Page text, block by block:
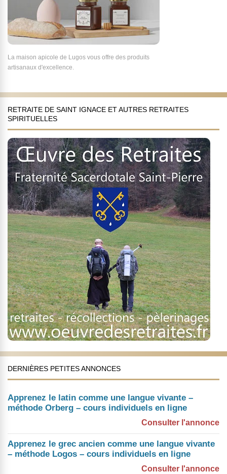
La maison apicole de Lugos vous offre des produits
artisanaux d'excellence.
RETRAITE DE SAINT IGNACE ET AUTRES RETRAITES
SPIRITUELLES
DERNIÈRES PETITES ANNONCES
Apprenez le latin comme une langue vivante –
méthode Orberg – cours individuels en ligne
Consulter l'annonce
Apprenez le grec ancien comme une langue vivante
– méthode Logos – cours individuels en ligne
Consulter l'annonce